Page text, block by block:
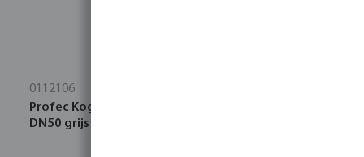
0112106
Profec Kogelkraan PVC-U 63 mm lijmmof 16bar
DN50 grijs type Safe 600